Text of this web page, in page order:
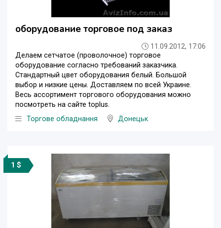
оборудование торговое под заказ
11.09.2012, 17:06
Делаем сетчатое (проволочное) торговое
оборудование согласно требований заказчика.
Стандартный цвет оборудования белый. Большой
выбор и низкие цены. Доставляем по всей Украине.
Весь ассортимент торгового оборудования можно
посмотреть на сайте toplus.
Торгове обладнання
Донецьк
1 $